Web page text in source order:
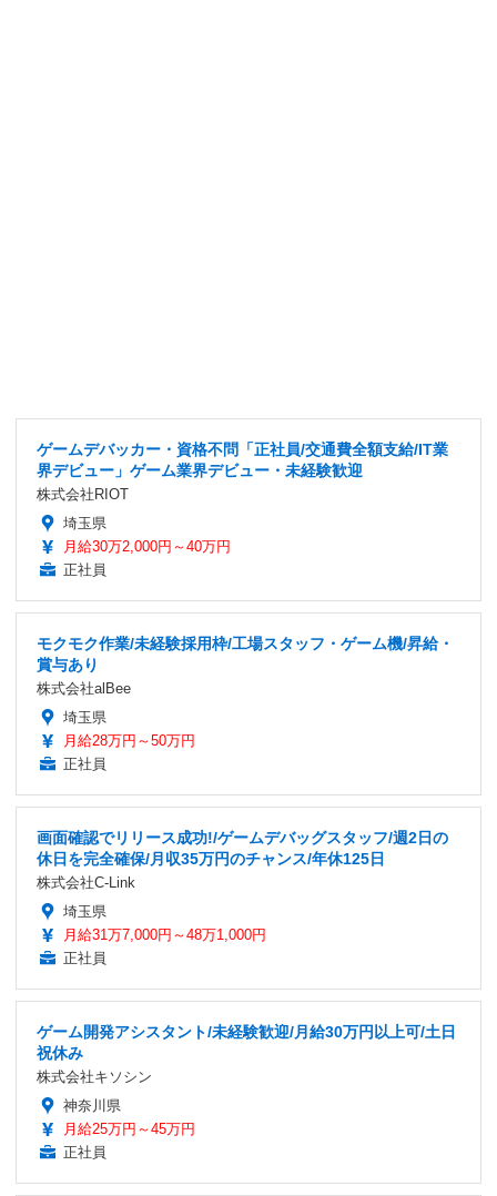
ゲームデバッカー・資格不問「正社員/交通費全額支給/IT業
界デビュー」ゲーム業界デビュー・未経験歓迎
株式会社RIOT
埼玉県
月給30万2,000円～40万円
正社員
モクモク作業/未経験採用枠/工場スタッフ・ゲーム機/昇給・
賞与あり
株式会社alBee
埼玉県
月給28万円～50万円
正社員
画面確認でリリース成功!/ゲームデバッグスタッフ/週2日の
休日を完全確保/月収35万円のチャンス/年休125日
株式会社C-Link
埼玉県
月給31万7,000円～48万1,000円
正社員
ゲーム開発アシスタント/未経験歓迎/月給30万円以上可/土日
祝休み
株式会社キソシン
神奈川県
月給25万円～45万円
正社員